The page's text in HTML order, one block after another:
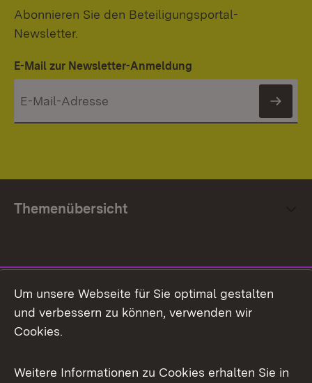
Abonnieren Sie den Beteiligungsportal-
Newsletter.
E-Mail zur Newsletter-Anmeldung
Themenübersicht
Facebook
X / Twitter
Um unsere Webseite für Sie optimal gestalten
und verbessern zu können, verwenden wir
Cookies.
Weitere Informationen zu Cookies erhalten Sie in